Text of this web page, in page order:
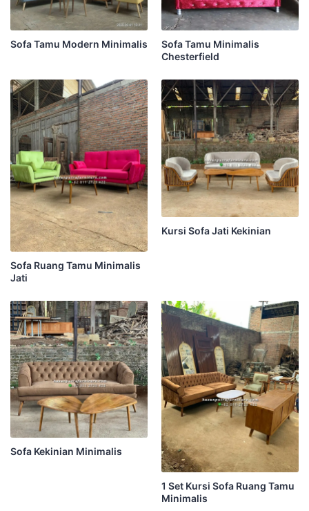
Sofa Tamu Modern Minimalis
Sofa Tamu Minimalis
Chesterfield
Sofa Ruang Tamu Minimalis
Jati
Kursi Sofa Jati Kekinian
Sofa Kekinian Minimalis
1 Set Kursi Sofa Ruang Tamu
Minimalis